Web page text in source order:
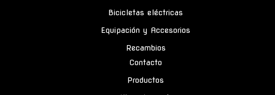
Bicicletas eléctricas
Equipación y Accesorios
Recambios
Contacto
Productos